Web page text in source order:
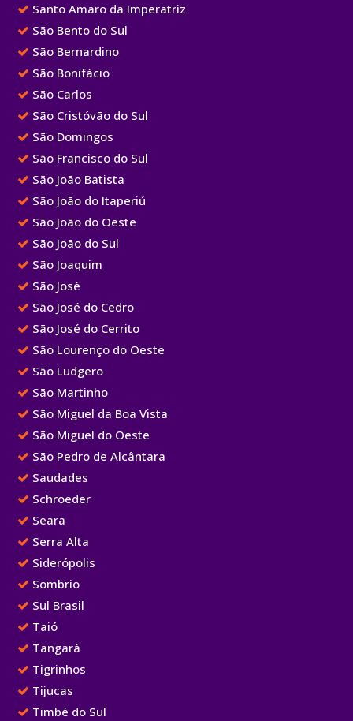
Santo Amaro da Imperatriz
São Bento do Sul
São Bernardino
São Bonifácio
São Carlos
São Cristóvão do Sul
São Domingos
São Francisco do Sul
São João Batista
São João do Itaperiú
São João do Oeste
São João do Sul
São Joaquim
São José
São José do Cedro
São José do Cerrito
São Lourenço do Oeste
São Ludgero
São Martinho
São Miguel da Boa Vista
São Miguel do Oeste
São Pedro de Alcântara
Saudades
Schroeder
Seara
Serra Alta
Siderópolis
Sombrio
Sul Brasil
Taió
Tangará
Tigrinhos
Tijucas
Timbé do Sul